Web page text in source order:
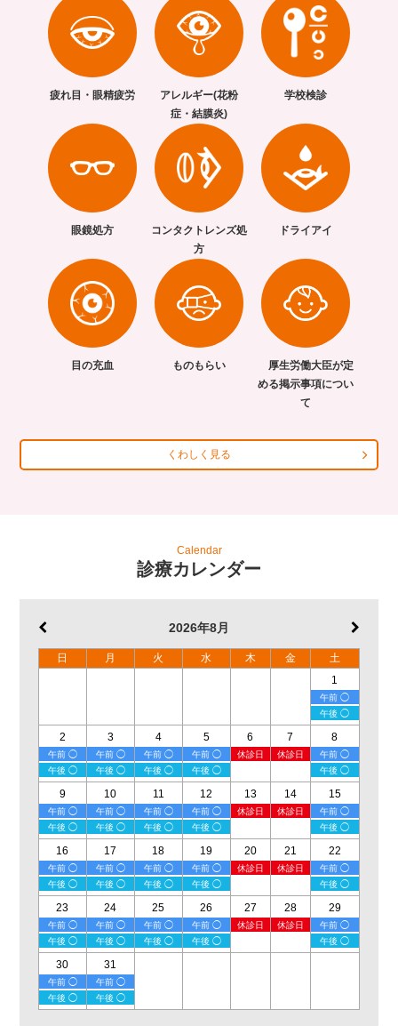
疲れ目・眼精疲労
アレルギー(花粉
症・結膜炎)
学校検診
眼鏡処方
コンタクトレンズ処
方
ドライアイ
目の充血 ものもらい
厚生労働大臣が定
める掲示事項につい
て
くわしく見る
Calendar
診療カレンダー
2026年8月
日 月 火 水 木 金
土
1
午前 ◯
午後 ◯
2
午前 ◯
午後 ◯
3
午前 ◯
午後 ◯
4
午前 ◯
午後 ◯
5
午前 ◯
午後 ◯
6
休診日
7
休診日
8
午前 ◯
午後 ◯
9
午前 ◯
午後 ◯
10
午前 ◯
午後 ◯
11
午前 ◯
午後 ◯
12
午前 ◯
午後 ◯
13
休診日
14
休診日
15
午前 ◯
午後 ◯
16
午前 ◯
午後 ◯
17
午前 ◯
午後 ◯
18
午前 ◯
午後 ◯
19
午前 ◯
午後 ◯
20
休診日
21
休診日
22
午前 ◯
午後 ◯
23
午前 ◯
午後 ◯
24
午前 ◯
午後 ◯
25
午前 ◯
午後 ◯
26
午前 ◯
午後 ◯
27
休診日
28
休診日
29
午前 ◯
午後 ◯
30
午前 ◯
午後 ◯
31
午前 ◯
午後 ◯